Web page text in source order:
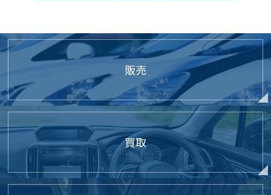
漏洩などを防止するため、セキュリティシステムの維
持・管理体制の整備・社員教育の徹底等の必要な措置を
講じ、安全対策を実施し個人情報の厳重な管理を行ない
● 個人情報の利用目的
お客さまからお預かりした個人情報は、当社からのご連
絡や業務のご案内やご質問に対する回答として、電子メ
ールや資料のご送付に利用いたします。
● 個人情報の第三者への開示・提供の禁止
販売
買取